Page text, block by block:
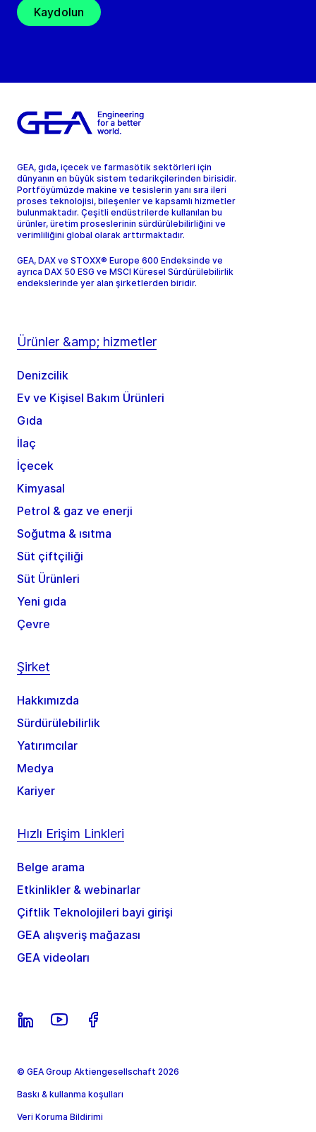
Kaydolun
GEA, gıda, içecek ve farmasötik sektörleri için
dünyanın en büyük sistem tedarikçilerinden birisidir.
Portföyümüzde makine ve tesislerin yanı sıra ileri
proses teknolojisi, bileşenler ve kapsamlı hizmetler
bulunmaktadır. Çeşitli endüstrilerde kullanılan bu
ürünler, üretim proseslerinin sürdürülebilirliğini ve
verimliliğini global olarak arttırmaktadır.
GEA, DAX ve STOXX® Europe 600 Endeksinde ve
ayrıca DAX 50 ESG ve MSCI Küresel Sürdürülebilirlik
endekslerinde yer alan şirketlerden biridir.
Ürünler &amp; hizmetler
Denizcilik
Ev ve Kişisel Bakım Ürünleri
Gıda
İlaç
İçecek
Kimyasal
Petrol & gaz ve enerji
Soğutma & ısıtma
Süt çiftçiliği
Süt Ürünleri
Yeni gıda
Çevre
Şirket
Hakkımızda
Sürdürülebilirlik
Yatırımcılar
Medya
Kariyer
Hızlı Erişim Linkleri
Belge arama
Etkinlikler & webinarlar
Çiftlik Teknolojileri bayi girişi
GEA alışveriş mağazası
GEA videoları
© GEA Group Aktiengesellschaft 2026
Baskı & kullanma koşulları
Veri Koruma Bildirimi